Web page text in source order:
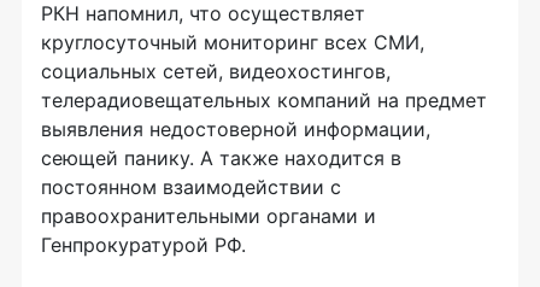
РКН напомнил, что осуществляет
круглосуточный мониторинг всех СМИ,
социальных сетей, видеохостингов,
телерадиовещательных компаний на предмет
выявления недостоверной информации,
сеющей панику. А также находится в
постоянном взаимодействии с
правоохранительными органами и
Генпрокуратурой РФ.